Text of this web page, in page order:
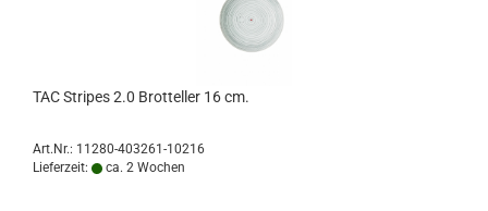
TAC Stripes 2.0 Brotteller 16 cm.
Art.Nr.: 11280-403261-10216
Lieferzeit:
ca. 2 Wochen